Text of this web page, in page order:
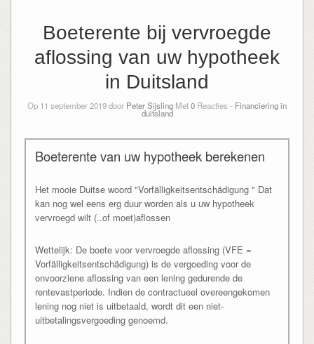
Boeterente bij vervroegde
aflossing van uw hypotheek
in Duitsland
Op 11 september 2019 door Peter Sijsling Met0 Reacties - Financiering in
duitsland
Boeterente van uw hypotheek berekenen
Het mooie Duitse woord "Vorfälligkeitsentschädigung " Dat
kan nog wel eens erg duur worden als u uw hypotheek
vervroegd wilt (..of moet)aflossen
Wettelijk: De boete voor vervroegde aflossing (VFE =
Vorfälligkeitsentschädigung) is de vergoeding voor de
onvoorziene aflossing van een lening gedurende de
rentevastperiode. Indien de contractueel overeengekomen
lening nog niet is uitbetaald, wordt dit een niet-
uitbetalingsvergoeding genoemd.